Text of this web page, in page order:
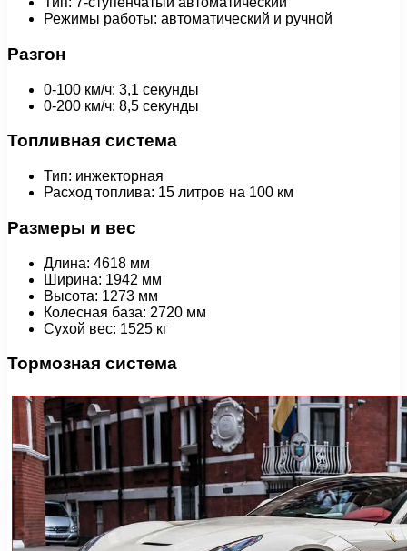
Режимы работы: автоматический и ручной
Разгон
0-100 км/ч: 3,1 секунды
0-200 км/ч: 8,5 секунды
Топливная система
Тип: инжекторная
Расход топлива: 15 литров на 100 км
Размеры и вес
Длина: 4618 мм
Ширина: 1942 мм
Высота: 1273 мм
Колесная база: 2720 мм
Сухой вес: 1525 кг
Тормозная система